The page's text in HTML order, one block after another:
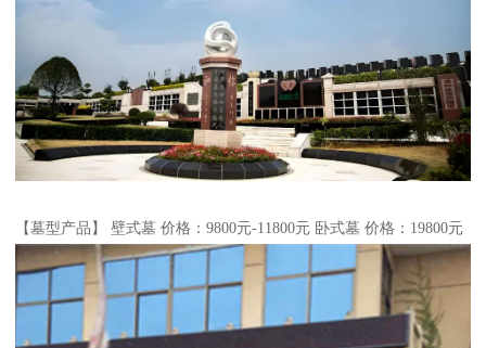
【墓型产品】 壁式墓 价格：9800元-11800元 卧式墓 价格：19800元